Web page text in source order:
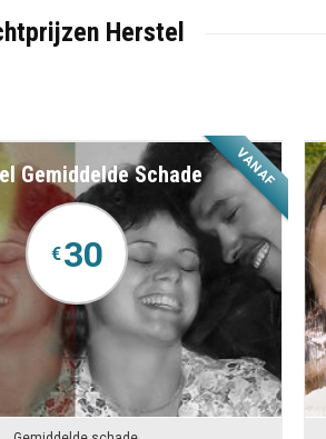
Herstel
VANAF
Gemiddelde Schade
€30